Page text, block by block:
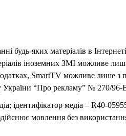
будь-яких матеріалів в
іноземних ЗМІ можливе
SmartTV можливе лише з
України “Про рекламу” № 270/
ідентифікатор медіа – R40-
мовлення без